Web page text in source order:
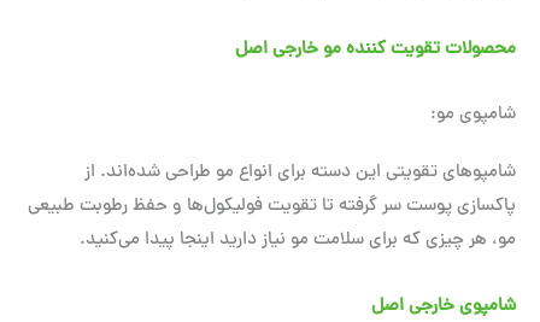
محصولات تقویت کننده مو خارجی اصل
شامپوی مو:
شامپوهای تقویتی این دسته برای انواع مو طراحی شده‌اند. از
پاکسازی پوست سر گرفته تا تقویت فولیکول‌ها و حفظ رطوبت طبیعی
مو، هر چیزی که برای سلامت مو نیاز دارید اینجا پیدا می‌کنید.
شامپوی خارجی اصل